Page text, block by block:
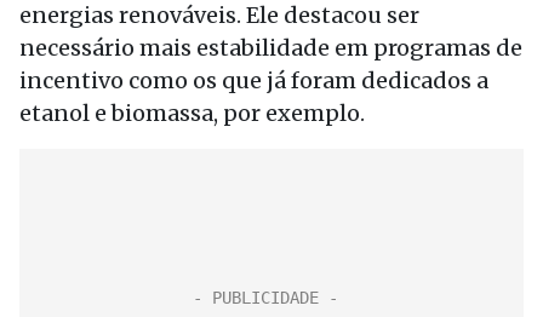
energias renováveis. Ele destacou ser
necessário mais estabilidade em programas de
incentivo como os que já foram dedicados a
etanol e biomassa, por exemplo.